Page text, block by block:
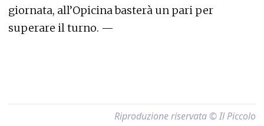
giornata, all’Opicina basterà un pari per
superare il turno. —
Riproduzione riservata © Il Piccolo